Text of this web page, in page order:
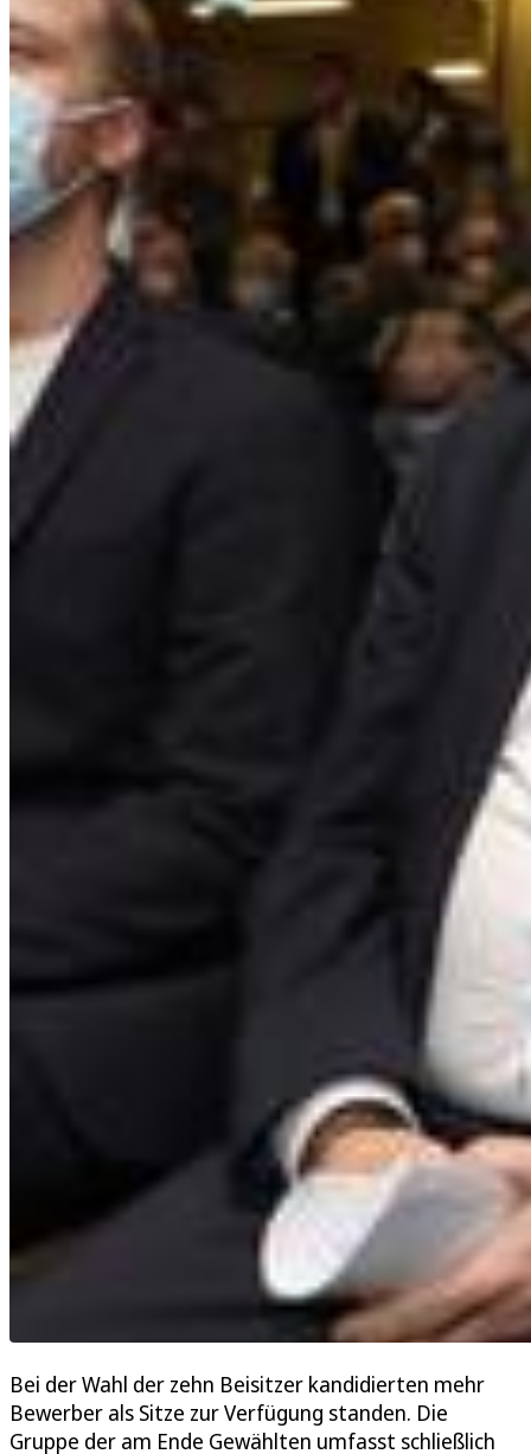
Bei der Wahl der zehn Beisitzer kandidierten mehr
Bewerber als Sitze zur Verfügung standen. Die
Gruppe der am Ende Gewählten umfasst schließlich